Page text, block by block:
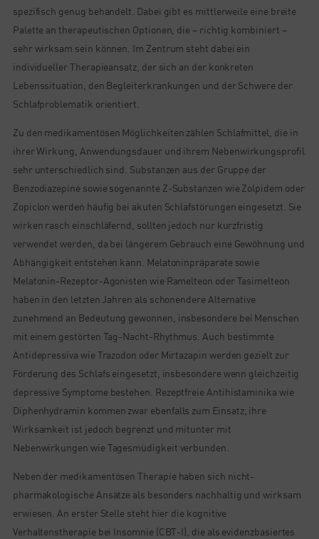
spezifisch genug behandelt. Dabei gibt es mittlerweile eine breite
Palette an therapeutischen Optionen, die – richtig kombiniert –
sehr wirksam sein können. Im Zentrum steht dabei ein
individueller Therapieansatz, der sich an der konkreten
Lebenssituation, den Begleiterkrankungen und der Schwere der
Schlafproblematik orientiert.
Zu den medikamentösen Möglichkeiten zählen Schlafmittel, die in
ihrer Wirkung, Anwendungsdauer und ihrem Nebenwirkungsprofil
sehr unterschiedlich sind. Substanzen aus der Gruppe der
Benzodiazepine sowie sogenannte Z-Substanzen wie Zolpidem oder
Zopiclon werden häufig bei akuten Schlafstörungen eingesetzt. Sie
wirken rasch einschläfernd, sollten jedoch nur kurzfristig
verwendet werden, da bei längerem Gebrauch eine Gewöhnung und
Abhängigkeit entstehen kann. Melatoninpräparate sowie
Melatonin-Rezeptor-Agonisten wie Ramelteon oder Tasimelteon
haben in den letzten Jahren als schonendere Alternative
zunehmend an Bedeutung gewonnen, insbesondere bei Menschen
mit einem gestörten Tag-Nacht-Rhythmus. Auch bestimmte
Antidepressiva wie Trazodon oder Mirtazapin werden gezielt zur
Förderung des Schlafs eingesetzt, insbesondere wenn gleichzeitig
depressive Symptome bestehen. Rezeptfreie Antihistaminika wie
Diphenhydramin kommen zwar ebenfalls zum Einsatz, ihre
Wirksamkeit ist jedoch begrenzt und mitunter mit
Nebenwirkungen wie Tagesmüdigkeit verbunden.
Neben der medikamentösen Therapie haben sich nicht-
pharmakologische Ansätze als besonders nachhaltig und wirksam
erwiesen. An erster Stelle steht hier die kognitive
Verhaltenstherapie bei Insomnie (CBT-I), die als evidenzbasiertes